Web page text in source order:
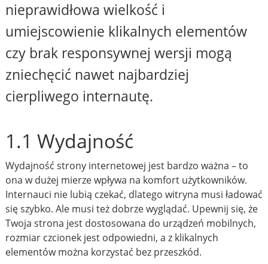
nieprawidłowa wielkość i
umiejscowienie klikalnych elementów
czy brak responsywnej wersji mogą
zniechęcić nawet najbardziej
cierpliwego internautę.
1.1 Wydajność
Wydajność strony internetowej jest bardzo ważna – to
ona w dużej mierze wpływa na komfort użytkowników.
Internauci nie lubią czekać, dlatego witryna musi ładować
się szybko. Ale musi też dobrze wyglądać. Upewnij się, że
Twoja strona jest dostosowana do urządzeń mobilnych,
rozmiar czcionek jest odpowiedni, a z klikalnych
elementów można korzystać bez przeszkód.